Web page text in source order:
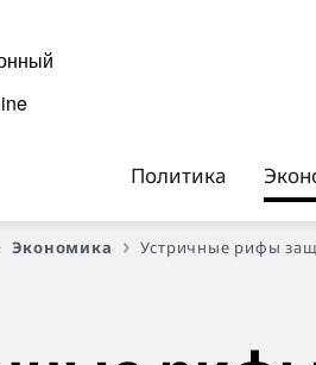
Политика
Экономика Устричные рифы